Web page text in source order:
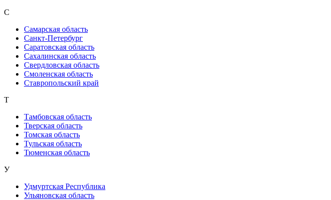
С
Самарская область
Санкт-Петербург
Саратовская область
Сахалинская область
Свердловская область
Смоленская область
Ставропольский край
Т
Тамбовская область
Тверская область
Томская область
Тульская область
Тюменская область
У
Удмуртская Республика
Ульяновская область